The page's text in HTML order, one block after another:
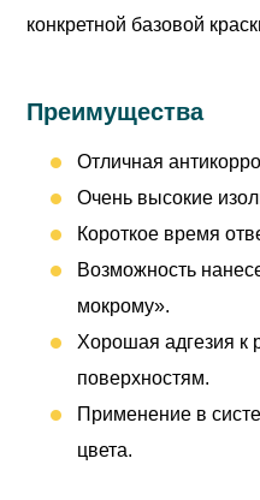
конкретной базовой
Преимущества
Отличная
Очень высокие
Короткое время
Возможность
мокрому».
Хорошая адгезия к
поверхностям.
Применение в
цвета.